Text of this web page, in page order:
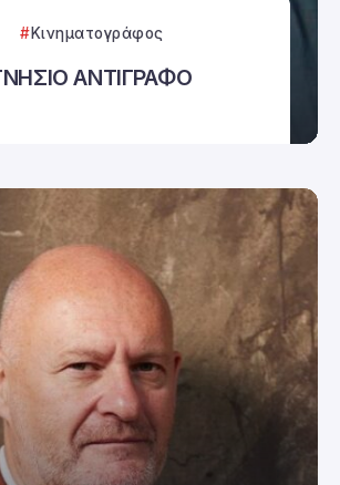
Κινηματογράφος
ΑΝΤΙΓΡΑΦΟ